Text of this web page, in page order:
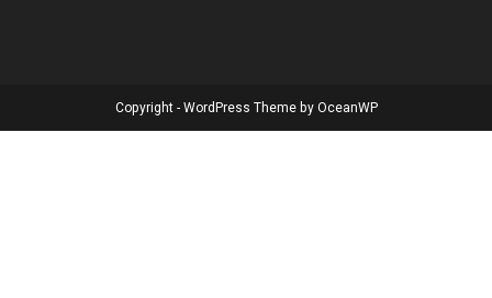
Copyright - WordPress Theme by OceanWP